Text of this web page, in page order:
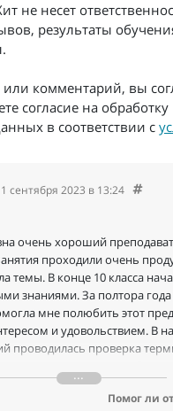
не несет
результаты
комментарий, вы
согласие на обработку
в соответствии с
сентября 2023 в 13:24
очень хороший
проходили очень
темы. В конце 10 класса
знаниями. За полтора
мне полюбить этот
и удовольствием. В
проводилась проверка
терминов далось на ура.
на котором все темы были в
Помог ли